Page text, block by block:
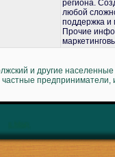
региона.
любой
поддержка и
Прочие
и другие
предприниматели,